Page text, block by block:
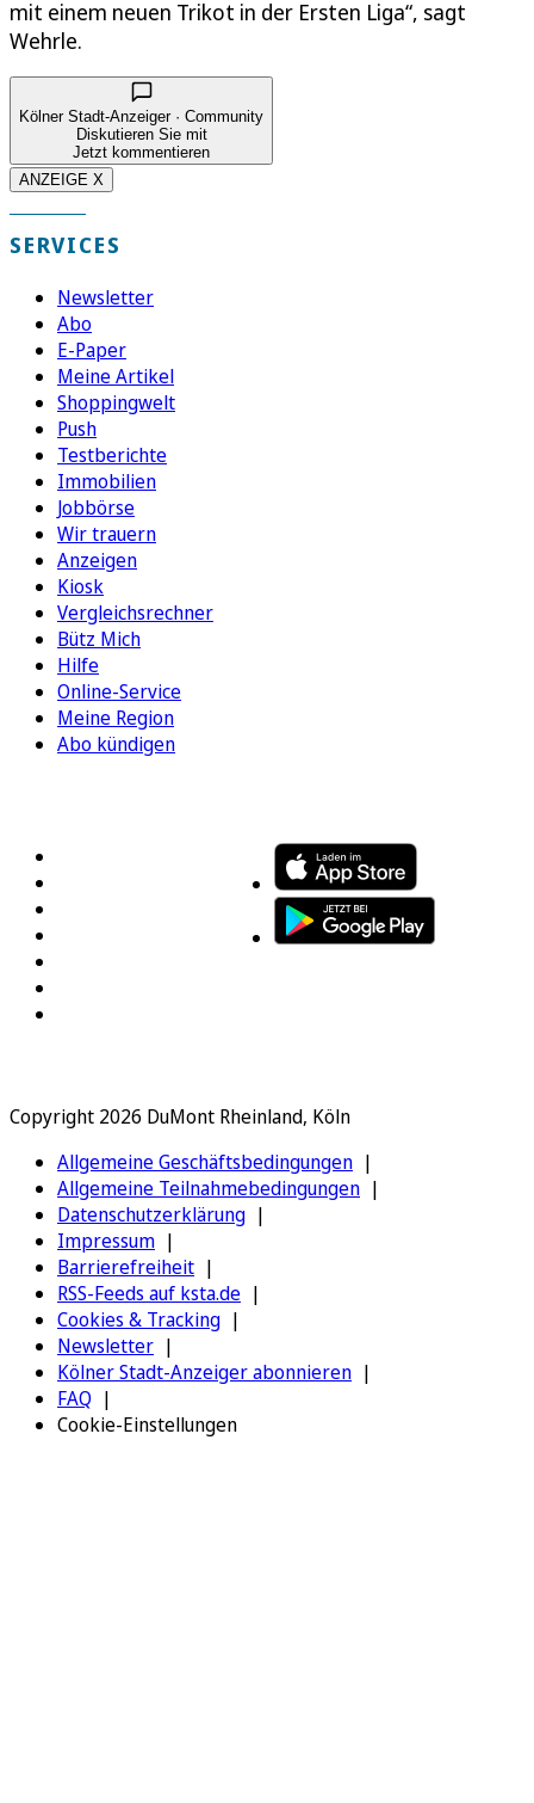
mit einem neuen Trikot in der Ersten Liga“, sagt
Wehrle.
Kölner Stadt-Anzeiger · Community
Diskutieren Sie mit
Jetzt kommentieren
ANZEIGE X
SERVICES
Newsletter
Abo
E-Paper
Meine Artikel
Shoppingwelt
Push
Testberichte
Immobilien
Jobbörse
Wir trauern
Anzeigen
Kiosk
Vergleichsrechner
Bütz Mich
Hilfe
Online-Service
Meine Region
Abo kündigen
Copyright 2026 DuMont Rheinland, Köln
Allgemeine Geschäftsbedingungen
Allgemeine Teilnahmebedingungen
Datenschutzerklärung
Impressum
Barrierefreiheit
RSS-Feeds auf ksta.de
Cookies & Tracking
Newsletter
Kölner Stadt-Anzeiger abonnieren
FAQ
Cookie-Einstellungen